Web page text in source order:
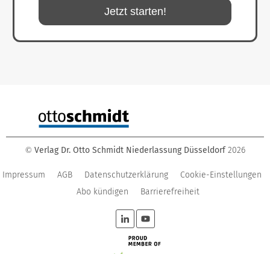
Jetzt starten!
© Verlag Dr. Otto Schmidt Niederlassung Düsseldorf 2026
Impressum AGB Datenschutzerklärung
Cookie-Einstellungen
Abo kündigen
Barrierefreiheit